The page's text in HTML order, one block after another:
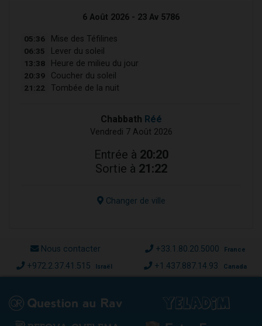
6 Août 2026 - 23 Av 5786
05:36 Mise des Téfilines
06:35 Lever du soleil
13:38 Heure de milieu du jour
20:39 Coucher du soleil
21:22 Tombée de la nuit
Chabbath Réé
Vendredi 7 Août 2026
Entrée à 20:20
Sortie à 21:22
Changer de ville
Nous contacter +33.1.80.20.5000 France
+972.2.37.41.515 Israël +1.437.887.14.93 Canada